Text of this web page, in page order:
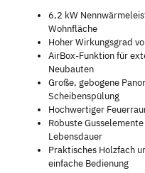
6,2 kW
Wohnfläche
Hoher Wirkungsgrad
AirBox-Funktion für
Neubauten
Große, gebogene
Scheibenspülung
Hochwertiger
Robuste
Lebensdauer
Praktisches Holzfach
einfache Bedienung